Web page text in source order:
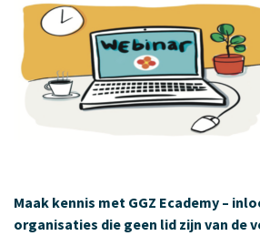
Maak kennis met GGZ Ecademy –
organisaties die geen lid zijn van de